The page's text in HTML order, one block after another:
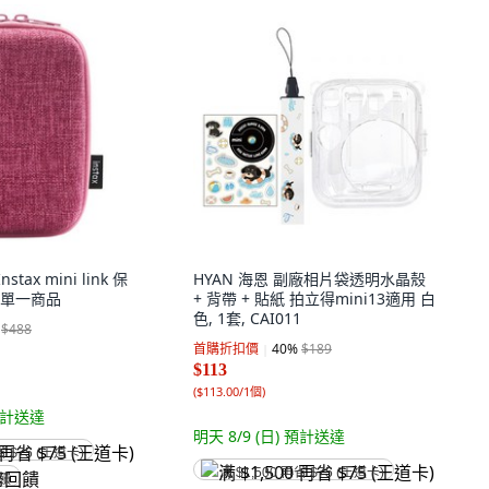
mini link 保
一商品
$488
送達
$75 (王道卡)
HYAN 海恩 副廠相片袋透明水晶殼
+ 背帶 + 貼紙 拍立得mini13適用 白
色, 1套, CAI011
首購折扣價 40%$189
$113
($113.00/1個)
明天 8/9 (日) 預計送達
满 $1,500 再省 $75 (王道卡)